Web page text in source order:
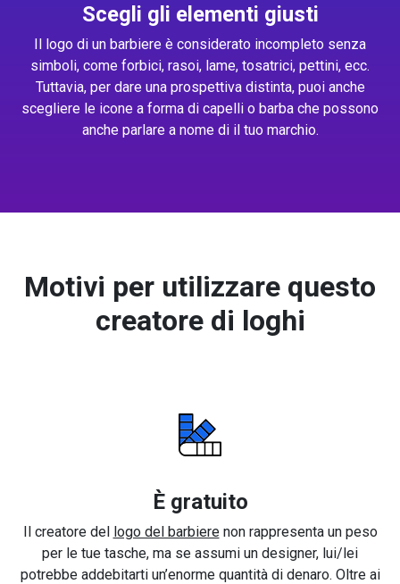
Scegli gli elementi giusti
Il logo di un barbiere è considerato incompleto senza
simboli, come forbici, rasoi, lame, tosatrici, pettini, ecc.
Tuttavia, per dare una prospettiva distinta, puoi anche
scegliere le icone a forma di capelli o barba che possono
anche parlare a nome di il tuo marchio.
Motivi per utilizzare questo
creatore di loghi
È gratuito
Il creatore del logo del barbierenon rappresenta un peso
per le tue tasche, ma se assumi un designer, lui/lei
potrebbe addebitarti un’enorme quantità di denaro. Oltre ai